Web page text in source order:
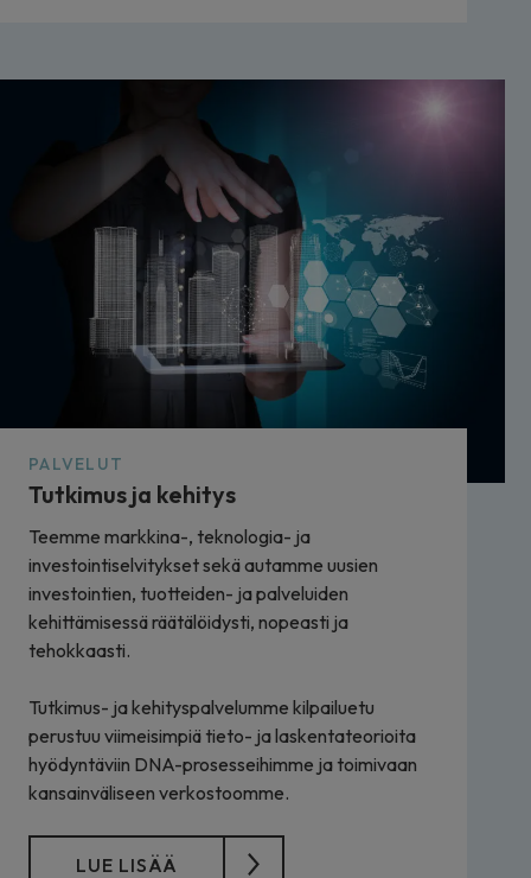
PALVELUT
Tutkimus ja kehitys
Teemme markkina-, teknologia- ja
investointiselvitykset sekä autamme uusien
investointien, tuotteiden- ja palveluiden
kehittämisessä räätälöidysti, nopeasti ja
tehokkaasti.
Tutkimus- ja kehityspalvelumme kilpailuetu
perustuu viimeisimpiä tieto- ja laskentateorioita
hyödyntäviin DNA-prosesseihimme ja toimivaan
kansainväliseen verkostoomme.
LUE LISÄÄ